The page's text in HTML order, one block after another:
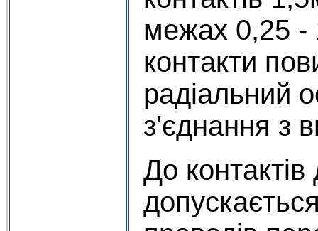
межах 0,25 -
контакти
радіальний
з'єднання з
До